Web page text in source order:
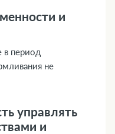
и
в период
не
управлять
и